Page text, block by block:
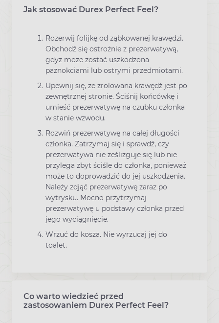
Jak stosować Durex Perfect Feel?
Rozerwij folijkę od ząbkowanej krawędzi.
Obchodź się ostrożnie z prezerwatywą,
gdyż może zostać uszkodzona
paznokciami lub ostrymi przedmiotami.
Upewnij się, że zrolowana krawędź jest po
zewnętrznej stronie. Ściśnij końcówkę i
umieść prezerwatywę na czubku członka
w stanie wzwodu.
Rozwiń prezerwatywę na całej długości
członka. Zatrzymaj się i sprawdź, czy
prezerwatywa nie ześlizguje się lub nie
przylega zbyt ściśle do członka, ponieważ
może to doprowadzić do jej uszkodzenia.
Należy zdjąć prezerwatywę zaraz po
wytrysku. Mocno przytrzymaj
prezerwatywę u podstawy członka przed
jego wyciągnięcie.
Wrzuć do kosza. Nie wyrzucaj jej do
toalet.
Co warto wiedzieć przed
zastosowaniem Durex Perfect Feel?